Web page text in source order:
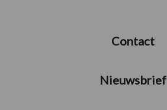
Contact
Nieuwsbrief